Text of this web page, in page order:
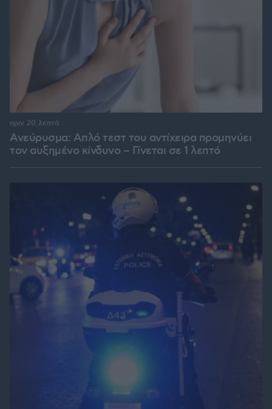
Ανεύρυσμα: Απλό τεστ του αντίχειρα προμηνύει
τον αυξημένο κίνδυνο – Γίνεται σε 1 λεπτό
πριν 20 λεπτά